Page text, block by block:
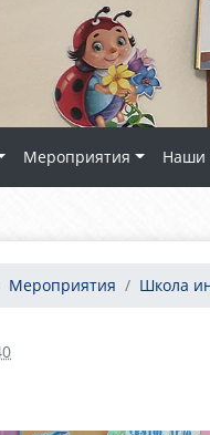
Мероприятия Наши
Мероприятия Школа